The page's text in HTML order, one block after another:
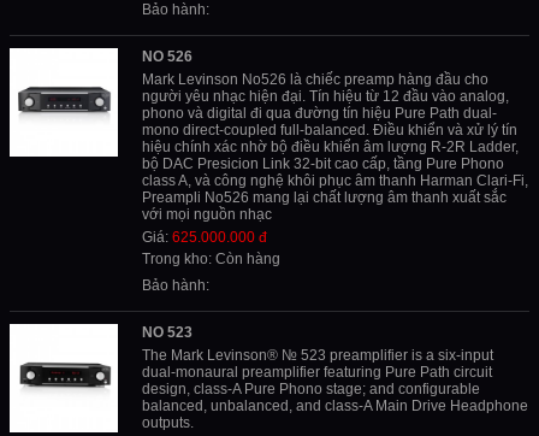
Bảo hành:
NO 526
Mark Levinson No526 là chiếc preamp hàng đầu cho
người yêu nhạc hiện đại. Tín hiệu từ 12 đầu vào analog,
phono và digital đi qua đường tín hiệu Pure Path dual-
mono direct-coupled full-balanced. Điều khiển và xử lý tín
hiệu chính xác nhờ bộ điều khiển âm lượng R-2R Ladder,
bộ DAC Presicion Link 32-bit cao cấp, tầng Pure Phono
class A, và công nghệ khôi phục âm thanh Harman Clari-Fi,
Preampli No526 mang lại chất lượng âm thanh xuất sắc
với mọi nguồn nhạc
Giá: 625.000.000 đ
Trong kho: Còn hàng
Bảo hành:
NO 523
The Mark Levinson® № 523 preamplifier is a six-input
dual-monaural preamplifier featuring Pure Path circuit
design, class-A Pure Phono stage; and configurable
balanced, unbalanced, and class-A Main Drive Headphone
outputs.